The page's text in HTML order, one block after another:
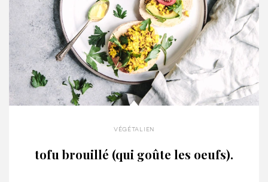
végétalien
tofu brouillé (qui goûte les oeufs).